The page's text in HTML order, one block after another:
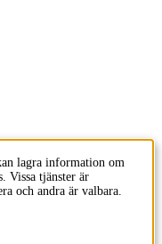
lagra information om
Vissa tjänster är
och andra är valbara.